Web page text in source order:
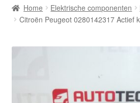
Home Elektrische componenten
Citroën Peugeot 0280142317 Actief